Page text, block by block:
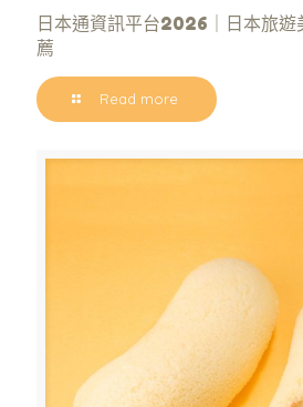
日本通資訊平台2026｜日本旅遊
薦
Read more